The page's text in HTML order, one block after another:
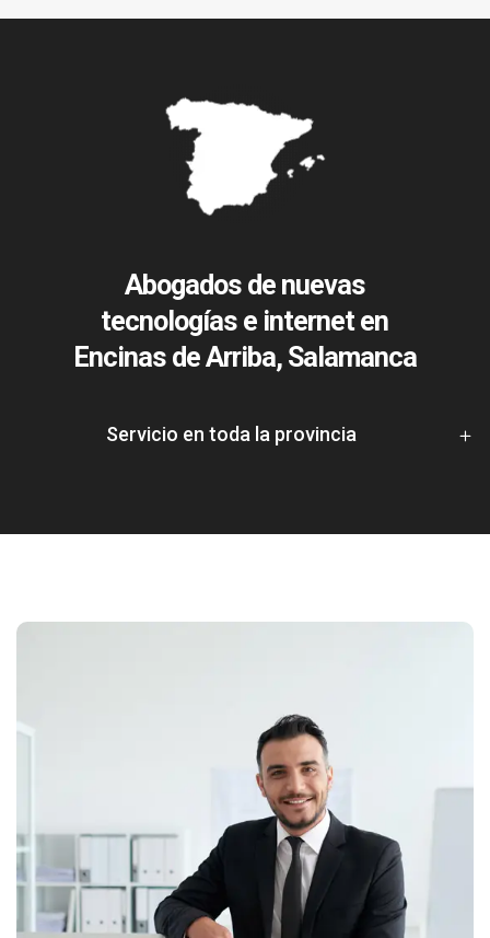
Abogados de nuevas
tecnologías e internet en
Encinas de Arriba, Salamanca
Servicio en toda la provincia